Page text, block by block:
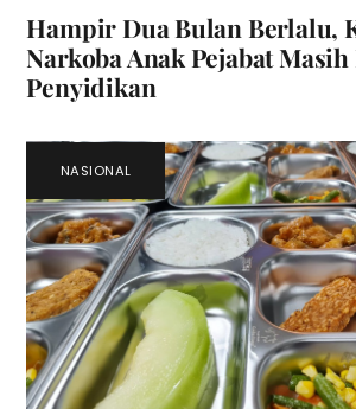
Hampir Dua Bulan Berlalu,
Narkoba Anak Pejabat
Penyidikan
NASIONAL